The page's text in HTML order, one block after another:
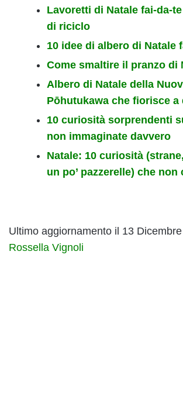
Lavoretti di Natale fai-da-
di riciclo
10 idee di albero di Natale
Come smaltire il pranzo di
Albero di Natale della
Pōhutukawa che fiorisce a
10 curiosità sorprendenti
non immaginate davvero
Natale: 10 curiosità
un po’ pazzerelle) che non
Ultimo aggiornamento il 13
Rossella Vignoli